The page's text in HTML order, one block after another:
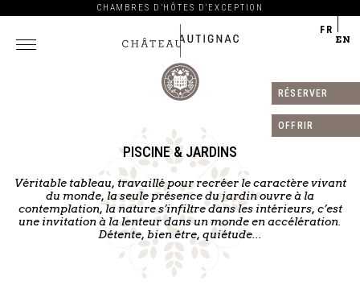
CHAMBRES D’HÔTES D’EXCEPTION
FR
EN
RÉSERVER
OFFRIR
PISCINE & JARDINS
Véritable tableau, travaillé pour recréer le caractère vivant
du monde, la seule présence du jardin ouvre à la
contemplation, la nature s’infiltre dans les intérieurs, c’est
une invitation à la lenteur dans un monde en accélération.
Détente, bien être, quiétude...